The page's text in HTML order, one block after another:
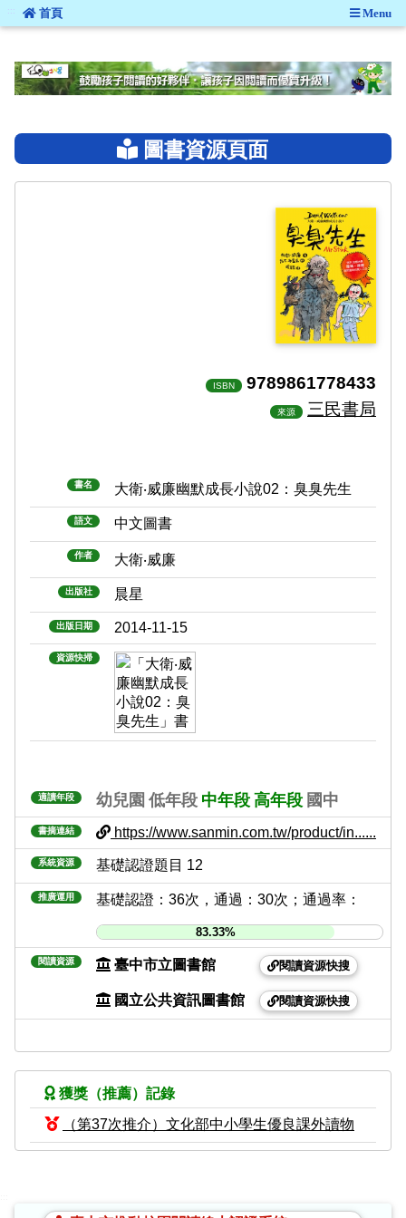
::: 首頁 Menu
圖書資源頁面
ISBN 9789861778433
來源 三民書局
書名 大衛‧威廉幽默成長小說02：臭臭先生
語文 中文圖書
作者 大衛‧威廉
出版社 晨星
出版日期 2014-11-15
資源快掃
適讀年段 幼兒園 低年段 中年段 高年段 國中
書摘連結 https://www.sanmin.com.tw/product/in......
系統資源 基礎認證題目 12
推廣運用 基礎認證：36次，通過：30次；通過率：
83.33%
閱讀資源 臺中市立圖書館 閱讀資源快搜
國立公共資訊圖書館 閱讀資源快搜
獲獎（推薦）記錄
（第37次推介）文化部中小學生優良課外讀物